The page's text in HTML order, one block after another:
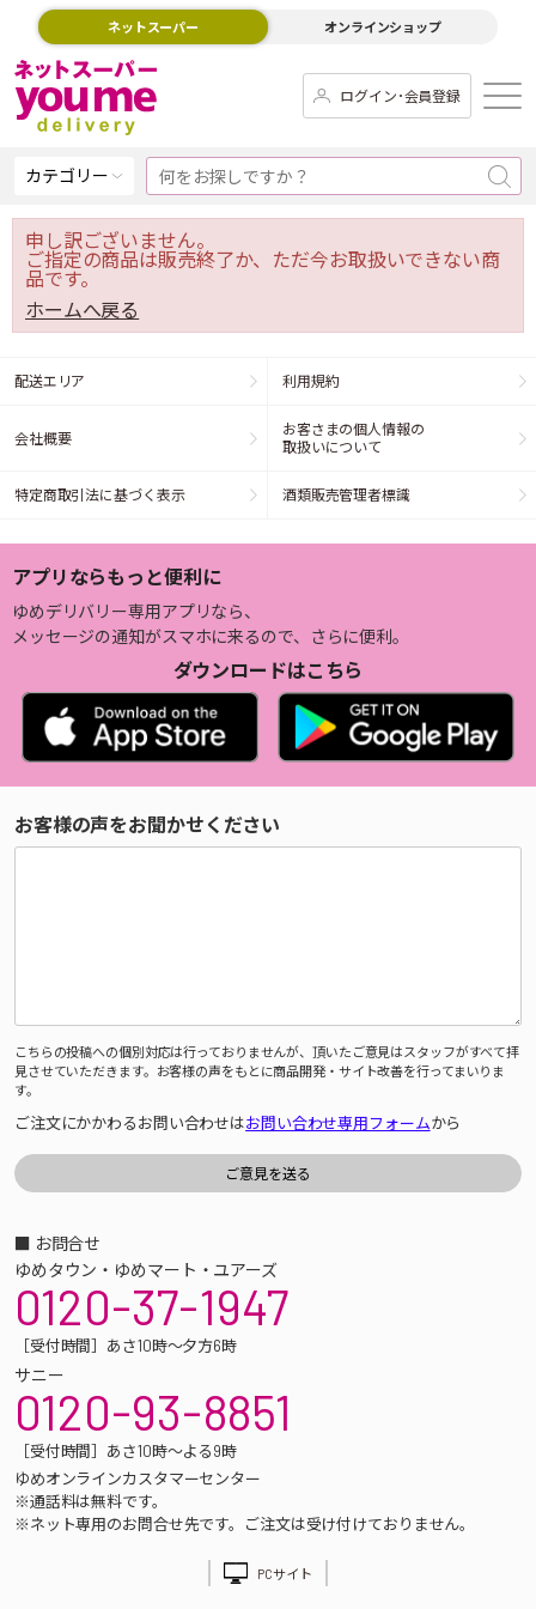
ネットスーパー オンラインショップ
ログイン･会員登録
カテゴリー
申し訳ございません。
ご指定の商品は販売終了か、ただ今お取扱いできない商
品です。
ホームへ戻る
配送エリア 利用規約
会社概要
お客さまの個人情報の
取扱いについて
特定商取引法に基づく表示 酒類販売管理者標識
アプリならもっと便利に
ゆめデリバリー専用アプリなら、
メッセージの通知がスマホに来るので、さらに便利。
ダウンロードはこちら
お客様の声をお聞かせください
こちらの投稿への個別対応は行っておりませんが、頂いたご意見はスタッフがすべて拝
見させていただきます。お客様の声をもとに商品開発・サイト改善を行ってまいりま
す。
ご注文にかかわるお問い合わせはお問い合わせ専用フォームから
■ お問合せ
ゆめタウン・ゆめマート・ユアーズ
0120-37-1947
［受付時間］あさ10時～夕方6時
サニー
0120-93-8851
［受付時間］あさ10時～よる9時
ゆめオンラインカスタマーセンター
※通話料は無料です。
※ネット専用のお問合せ先です。ご注文は受け付けておりません。
PCサイト